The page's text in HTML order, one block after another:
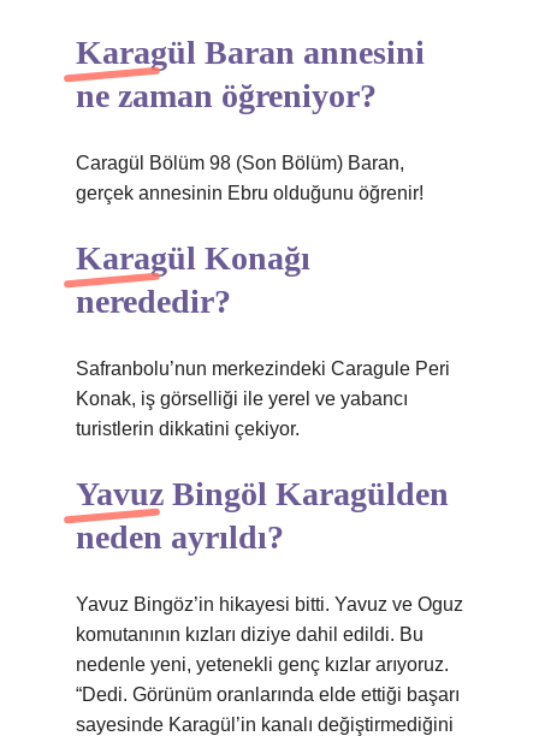
Karagül Baran annesini
ne zaman öğreniyor?
Caragül Bölüm 98 (Son Bölüm) Baran,
gerçek annesinin Ebru olduğunu öğrenir!
Karagül Konağı
nerededir?
Safranbolu’nun merkezindeki Caragule Peri
Konak, iş görselliği ile yerel ve yabancı
turistlerin dikkatini çekiyor.
Yavuz Bingöl Karagülden
neden ayrıldı?
Yavuz Bingöz’in hikayesi bitti. Yavuz ve Oguz
komutanının kızları diziye dahil edildi. Bu
nedenle yeni, yetenekli genç kızlar arıyoruz.
“Dedi. Görünüm oranlarında elde ettiği başarı
sayesinde Karagül’in kanalı değiştirmediğini